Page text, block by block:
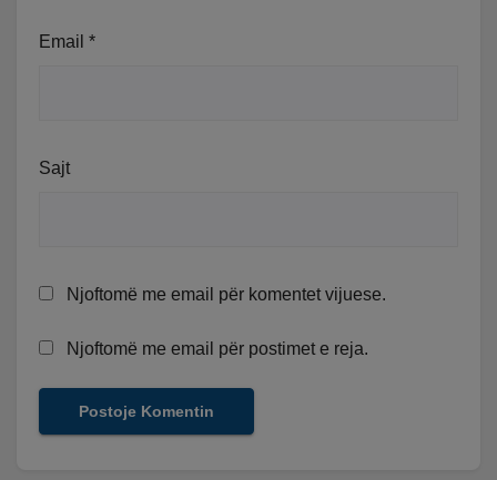
Email *
Sajt
Njoftomë me email për komentet vijuese.
Njoftomë me email për postimet e reja.